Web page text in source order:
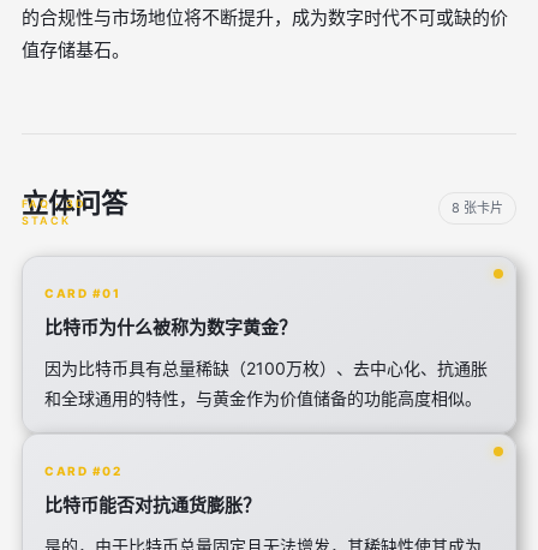
的合规性与市场地位将不断提升，成为数字时代不可或缺的价
值存储基石。
立体问答 8 张卡片
CARD #01
比特币为什么被称为数字黄金？
因为比特币具有总量稀缺（2100万枚）、去中心化、抗通胀
和全球通用的特性，与黄金作为价值储备的功能高度相似。
CARD #02
比特币能否对抗通货膨胀？
是的，由于比特币总量固定且无法增发，其稀缺性使其成为